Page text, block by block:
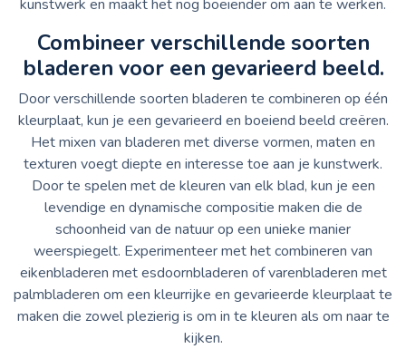
kunstwerk en maakt het nog boeiender om aan te werken.
Combineer verschillende soorten
bladeren voor een gevarieerd beeld.
Door verschillende soorten bladeren te combineren op één
kleurplaat, kun je een gevarieerd en boeiend beeld creëren.
Het mixen van bladeren met diverse vormen, maten en
texturen voegt diepte en interesse toe aan je kunstwerk.
Door te spelen met de kleuren van elk blad, kun je een
levendige en dynamische compositie maken die de
schoonheid van de natuur op een unieke manier
weerspiegelt. Experimenteer met het combineren van
eikenbladeren met esdoornbladeren of varenbladeren met
palmbladeren om een kleurrijke en gevarieerde kleurplaat te
maken die zowel plezierig is om in te kleuren als om naar te
kijken.